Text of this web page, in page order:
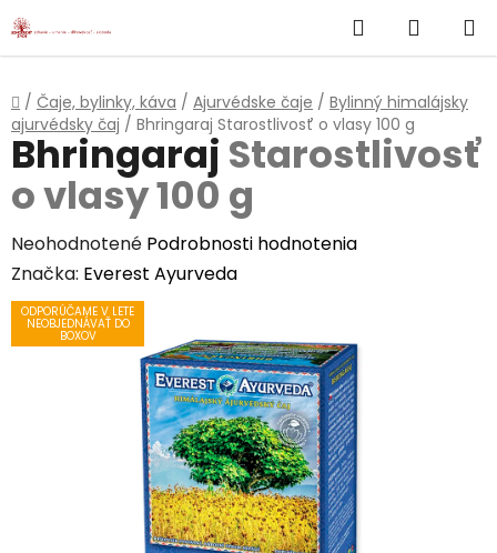
Prejsť
na
Hľadať
KOŠÍK
Domov
/ Čaje, bylinky, káva / Ajurvédske čaje / Bylinný himalájsky
ajurvédsky čaj / Bhringaraj Starostlivosť o vlasy 100 g
Bhringaraj Starostlivosť
o vlasy 100 g
Priemerné
hodnotenie
produktu
Neohodnotené Podrobnosti hodnotenia
Značka: Everest Ayurveda
ODPORÚČAME V LETE
NEOBJEDNÁVAŤ DO
BOXOV